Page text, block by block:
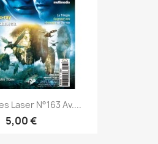
Laser N°163 Av....
5,00 €